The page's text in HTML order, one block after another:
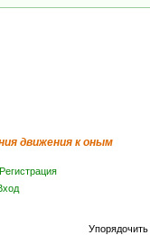
движения к оным
Регистрация
Упорядочить